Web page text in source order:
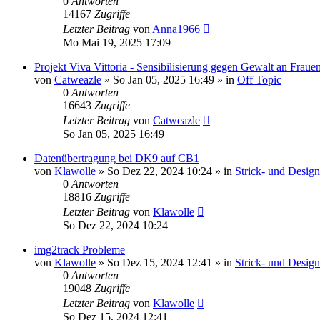
14167 Zugriffe
Letzter Beitrag von Anna1966
Mo Mai 19, 2025 17:09
Projekt Viva Vittoria - Sensibilisierung gegen Gewalt an Frauen
von Catweazle » So Jan 05, 2025 16:49 » in Off Topic
0 Antworten
16643 Zugriffe
Letzter Beitrag von Catweazle
So Jan 05, 2025 16:49
Datenübertragung bei DK9 auf CB1
von Klawolle » So Dez 22, 2024 10:24 » in Strick- und
0 Antworten
18816 Zugriffe
Letzter Beitrag von Klawolle
So Dez 22, 2024 10:24
img2track Probleme
von Klawolle » So Dez 15, 2024 12:41 » in Strick- und
0 Antworten
19048 Zugriffe
Letzter Beitrag von Klawolle
So Dez 15, 2024 12:41